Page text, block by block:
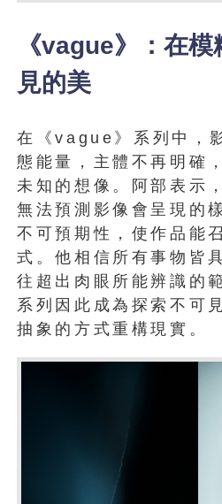
《vague》：在
見的美
在《vague》系列中，
態能量，主體不再明確
未知的想像。阿部表示
無法預測影像會呈現的
不可預期性，使作品能
式。他相信所有事物皆
往超出肉眼所能辨識的
系列因此成為探索不可
抽象的方式重構現實。